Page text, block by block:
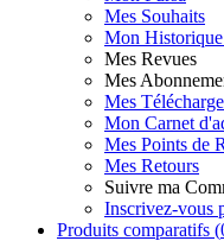
Mes Souhaits
Mon
Mes Revues
Mes
Mes
Mon Carnet
Mes Points de
Mes Retours
Suivre ma
Inscrivez-vous
Produits comparatifs (